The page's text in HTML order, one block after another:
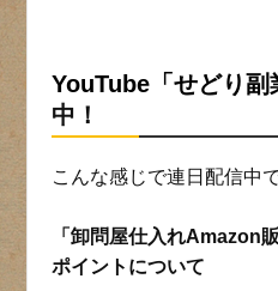
YouTube「せどり副
中！
こんな感じで連日配信中
「卸問屋仕入れAmazon
ポイントについて